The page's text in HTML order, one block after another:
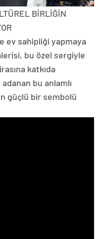
BİRLİĞİN
ev sahipliği yapmaya
bu özel sergiyle
katkıda
bu anlamlı
güçlü bir sembolü